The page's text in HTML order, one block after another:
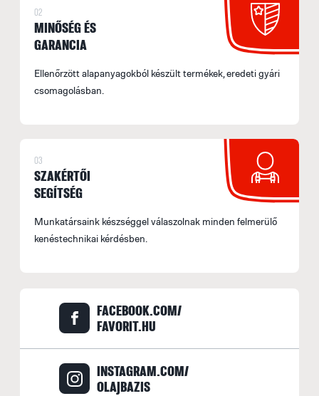
02
MINŐSÉG ÉS
GARANCIA
Ellenőrzött alapanyagokból készült termékek, eredeti gyári
csomagolásban.
03
SZAKÉRTŐI
SEGÍTSÉG
Munkatársaink készséggel válaszolnak minden felmerülő
kenéstechnikai kérdésben.
FACEBOOK.COM/
FAVORIT.HU
INSTAGRAM.COM/
OLAJBAZIS